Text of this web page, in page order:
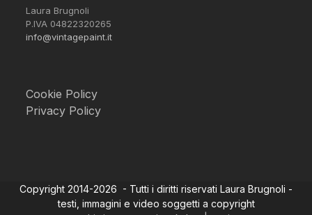
Laura Brugnoli
P.IVA 04822320265
info@vintagepaint.it
Cookie Policy
Privacy Policy
Copyright 2014-2026 - Tutti i diritti riservati Laura Brugnoli -
testi, immagini e video soggetti a copyright